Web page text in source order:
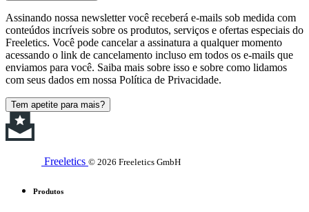
Assinando nossa newsletter você receberá e-mails sob medida com
conteúdos incríveis sobre os produtos, serviços e ofertas especiais do
Freeletics. Você pode cancelar a assinatura a qualquer momento
acessando o link de cancelamento incluso em todos os e-mails que
enviamos para você. Saiba mais sobre isso e sobre como lidamos
com seus dados em nossa Política de Privacidade.
Tem apetite para mais?
Freeletics © 2026 Freeletics GmbH
Produtos